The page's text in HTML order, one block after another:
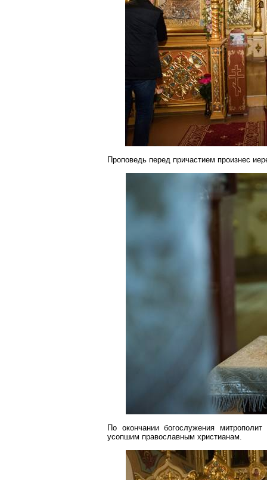
Проповедь перед причастием произнес
По окончании богослужения
усопшим православным христианам.